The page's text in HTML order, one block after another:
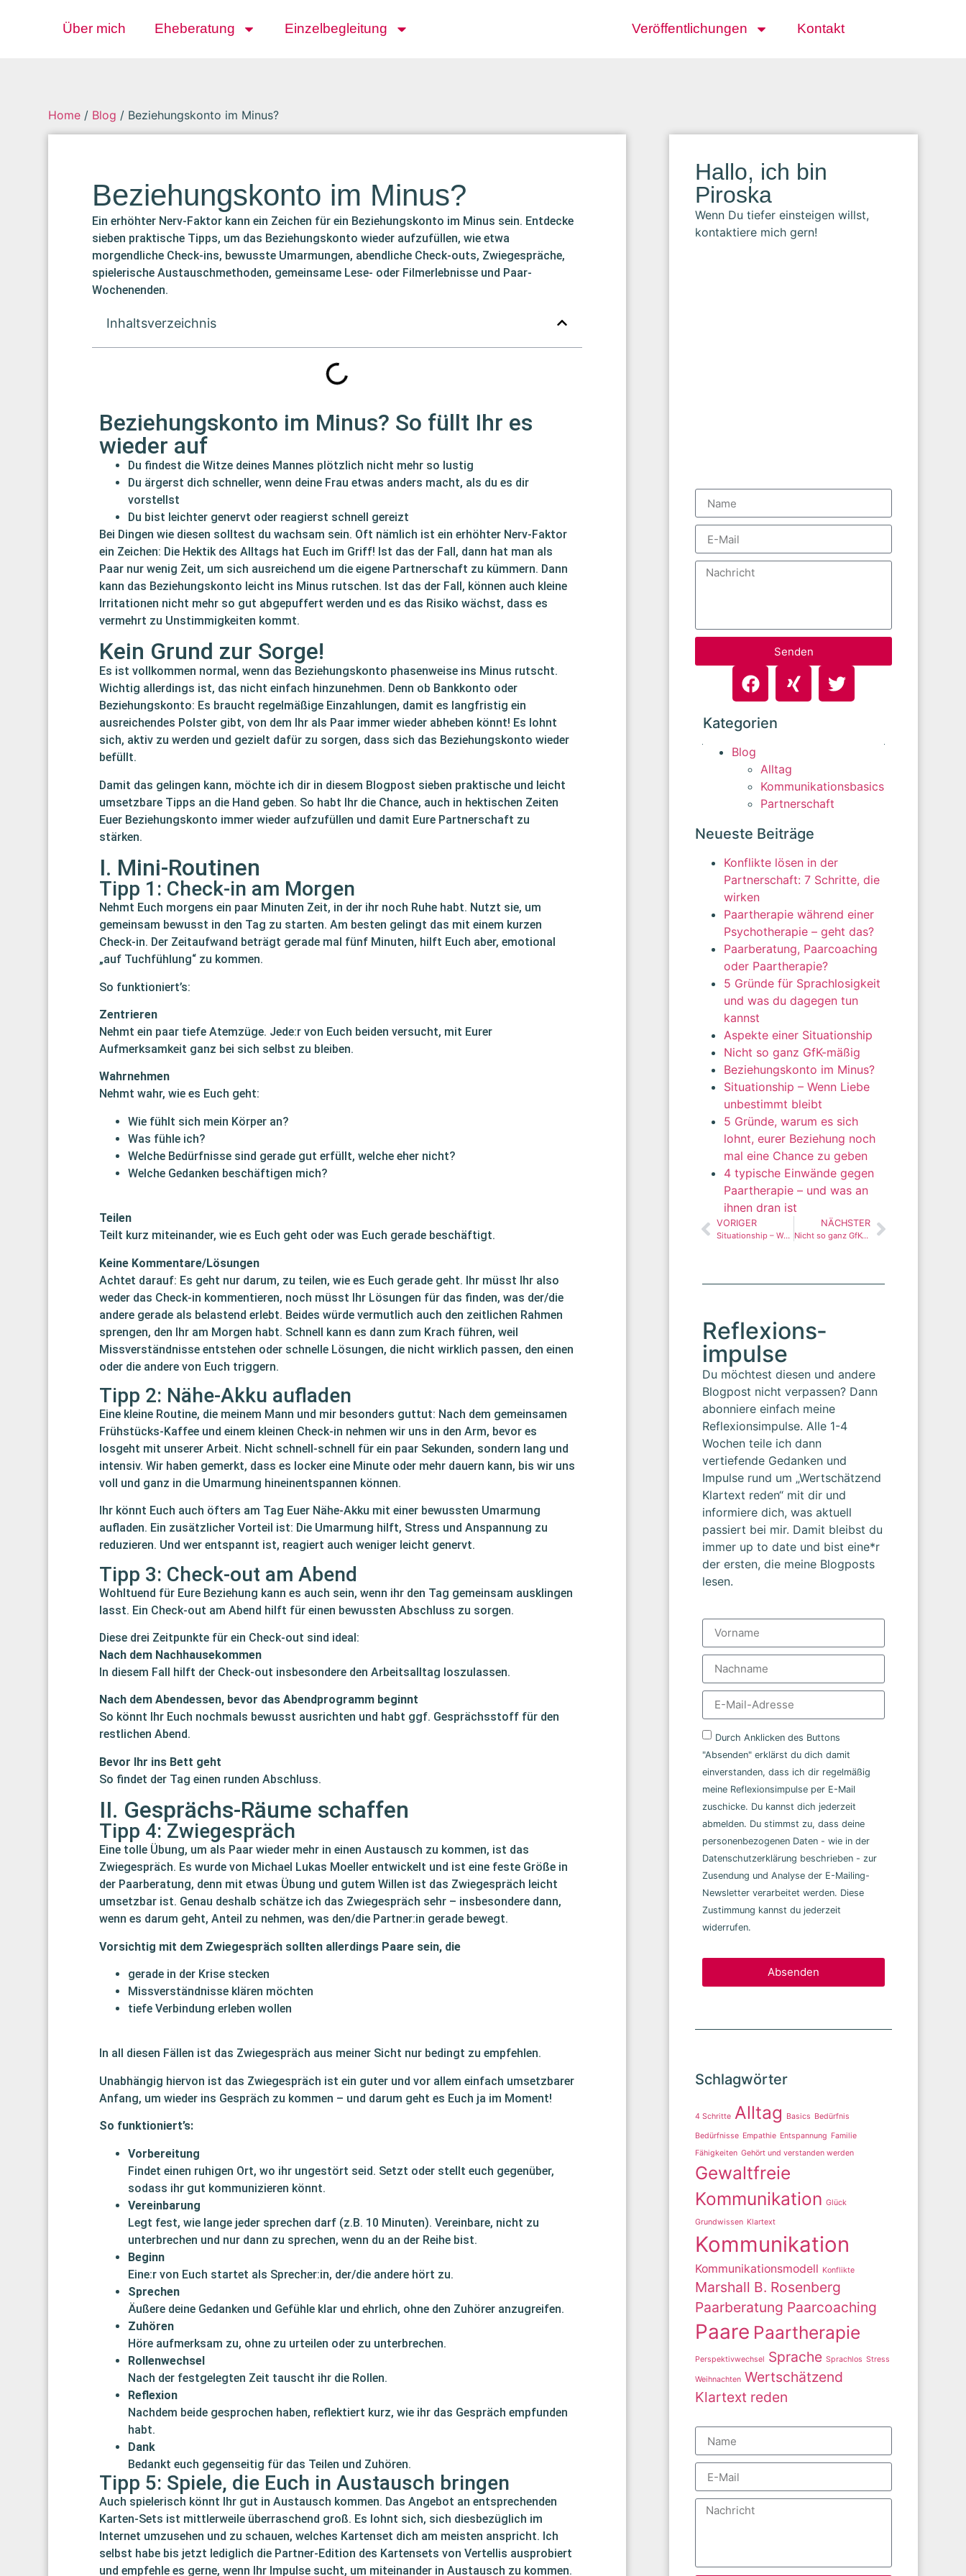
Über mich Eheberatung Einzelbegleitung Veröffentlichungen Kontakt
Home / Blog / Beziehungskonto im Minus?
Beziehungskonto im Minus?
Ein erhöhter Nerv-Faktor kann ein Zeichen für ein Beziehungskonto im Minus sein. Entdecke
sieben praktische Tipps, um das Beziehungskonto wieder aufzufüllen, wie etwa
morgendliche Check-ins, bewusste Umarmungen, abendliche Check-outs, Zwiegespräche,
spielerische Austauschmethoden, gemeinsame Lese- oder Filmerlebnisse und Paar-
Wochenenden.
Inhaltsverzeichnis
Beziehungskonto im Minus? So füllt Ihr es
wieder auf
Du findest die Witze deines Mannes plötzlich nicht mehr so lustig
Du ärgerst dich schneller, wenn deine Frau etwas anders macht, als du es dir
vorstellst
Du bist leichter genervt oder reagierst schnell gereizt
Bei Dingen wie diesen solltest du wachsam sein. Oft nämlich ist ein erhöhter Nerv-Faktor
ein Zeichen: Die Hektik des Alltags hat Euch im Griff! Ist das der Fall, dann hat man als
Paar nur wenig Zeit, um sich ausreichend um die eigene Partnerschaft zu kümmern. Dann
kann das Beziehungskonto leicht ins Minus rutschen. Ist das der Fall, können auch kleine
Irritationen nicht mehr so gut abgepuffert werden und es das Risiko wächst, dass es
vermehrt zu Unstimmigkeiten kommt.
Kein Grund zur Sorge!
Es ist vollkommen normal, wenn das Beziehungskonto phasenweise ins Minus rutscht.
Wichtig allerdings ist, das nicht einfach hinzunehmen. Denn ob Bankkonto oder
Beziehungskonto: Es braucht regelmäßige Einzahlungen, damit es langfristig ein
ausreichendes Polster gibt, von dem Ihr als Paar immer wieder abheben könnt! Es lohnt
sich, aktiv zu werden und gezielt dafür zu sorgen, dass sich das Beziehungskonto wieder
befüllt.
Damit das gelingen kann, möchte ich dir in diesem Blogpost sieben praktische und leicht
umsetzbare Tipps an die Hand geben. So habt Ihr die Chance, auch in hektischen Zeiten
Euer Beziehungskonto immer wieder aufzufüllen und damit Eure Partnerschaft zu
stärken.
I. Mini-Routinen
Tipp 1: Check-in am Morgen
Nehmt Euch morgens ein paar Minuten Zeit, in der ihr noch Ruhe habt. Nutzt sie, um
gemeinsam bewusst in den Tag zu starten. Am besten gelingt das mit einem kurzen
Check-in. Der Zeitaufwand beträgt gerade mal fünf Minuten, hilft Euch aber, emotional
„auf Tuchfühlung“ zu kommen.
So funktioniert’s:
Zentrieren
Nehmt ein paar tiefe Atemzüge. Jede:r von Euch beiden versucht, mit Eurer
Aufmerksamkeit ganz bei sich selbst zu bleiben.
Wahrnehmen
Nehmt wahr, wie es Euch geht:
Wie fühlt sich mein Körper an?
Was fühle ich?
Welche Bedürfnisse sind gerade gut erfüllt, welche eher nicht?
Welche Gedanken beschäftigen mich?
Teilen
Teilt kurz miteinander, wie es Euch geht oder was Euch gerade beschäftigt.
Keine Kommentare/Lösungen
Achtet darauf: Es geht nur darum, zu teilen, wie es Euch gerade geht. Ihr müsst Ihr also
weder das Check-in kommentieren, noch müsst Ihr Lösungen für das finden, was der/die
andere gerade als belastend erlebt. Beides würde vermutlich auch den zeitlichen Rahmen
sprengen, den Ihr am Morgen habt. Schnell kann es dann zum Krach führen, weil
Missverständnisse entstehen oder schnelle Lösungen, die nicht wirklich passen, den einen
oder die andere von Euch triggern.
Tipp 2: Nähe-Akku aufladen
Eine kleine Routine, die meinem Mann und mir besonders guttut: Nach dem gemeinsamen
Frühstücks-Kaffee und einem kleinen Check-in nehmen wir uns in den Arm, bevor es
losgeht mit unserer Arbeit. Nicht schnell-schnell für ein paar Sekunden, sondern lang und
intensiv. Wir haben gemerkt, dass es locker eine Minute oder mehr dauern kann, bis wir uns
voll und ganz in die Umarmung hineinentspannen können.
Ihr könnt Euch auch öfters am Tag Euer Nähe-Akku mit einer bewussten Umarmung
aufladen. Ein zusätzlicher Vorteil ist: Die Umarmung hilft, Stress und Anspannung zu
reduzieren. Und wer entspannt ist, reagiert auch weniger leicht genervt.
Tipp 3: Check-out am Abend
Wohltuend für Eure Beziehung kann es auch sein, wenn ihr den Tag gemeinsam ausklingen
lasst. Ein Check-out am Abend hilft für einen bewussten Abschluss zu sorgen.
Diese drei Zeitpunkte für ein Check-out sind ideal:
Nach dem Nachhausekommen
In diesem Fall hilft der Check-out insbesondere den Arbeitsalltag loszulassen.
Nach dem Abendessen, bevor das Abendprogramm beginnt
So könnt Ihr Euch nochmals bewusst ausrichten und habt ggf. Gesprächsstoff für den
restlichen Abend.
Bevor Ihr ins Bett geht
So findet der Tag einen runden Abschluss.
II. Gesprächs-Räume schaffen
Tipp 4: Zwiegespräch
Eine tolle Übung, um als Paar wieder mehr in einen Austausch zu kommen, ist das
Zwiegespräch. Es wurde von Michael Lukas Moeller entwickelt und ist eine feste Größe in
der Paarberatung, denn mit etwas Übung und gutem Willen ist das Zwiegespräch leicht
umsetzbar ist. Genau deshalb schätze ich das Zwiegespräch sehr – insbesondere dann,
wenn es darum geht, Anteil zu nehmen, was den/die Partner:in gerade bewegt.
Vorsichtig mit dem Zwiegespräch sollten allerdings Paare sein, die
gerade in der Krise stecken
Missverständnisse klären möchten
tiefe Verbindung erleben wollen
In all diesen Fällen ist das Zwiegespräch aus meiner Sicht nur bedingt zu empfehlen.
Unabhängig hiervon ist das Zwiegespräch ist ein guter und vor allem einfach umsetzbarer
Anfang, um wieder ins Gespräch zu kommen – und darum geht es Euch ja im Moment!
So funktioniert’s:
Vorbereitung
Findet einen ruhigen Ort, wo ihr ungestört seid. Setzt oder stellt euch gegenüber,
sodass ihr gut kommunizieren könnt.
Vereinbarung
Legt fest, wie lange jeder sprechen darf (z.B. 10 Minuten). Vereinbare, nicht zu
unterbrechen und nur dann zu sprechen, wenn du an der Reihe bist.
Beginn
Eine:r von Euch startet als Sprecher:in, der/die andere hört zu.
Sprechen
Äußere deine Gedanken und Gefühle klar und ehrlich, ohne den Zuhörer anzugreifen.
Zuhören
Höre aufmerksam zu, ohne zu urteilen oder zu unterbrechen.
Rollenwechsel
Nach der festgelegten Zeit tauscht ihr die Rollen.
Reflexion
Nachdem beide gesprochen haben, reflektiert kurz, wie ihr das Gespräch empfunden
habt.
Dank
Bedankt euch gegenseitig für das Teilen und Zuhören.
Tipp 5: Spiele, die Euch in Austausch bringen
Auch spielerisch könnt Ihr gut in Austausch kommen. Das Angebot an entsprechenden
Karten-Sets ist mittlerweile überraschend groß. Es lohnt sich, sich diesbezüglich im
Internet umzusehen und zu schauen, welches Kartenset dich am meisten anspricht. Ich
selbst habe bis jetzt lediglich die Partner-Edition des Kartensets von Vertellis ausprobiert
und empfehle es gerne, wenn Ihr Impulse sucht, um miteinander in Austausch zu kommen.
Hallo, ich bin
Piroska
Wenn Du tiefer einsteigen willst,
kontaktiere mich gern!
Senden
Kategorien
Blog
Alltag
Kommunikationsbasics
Partnerschaft
Neueste Beiträge
Konflikte lösen in der
Partnerschaft: 7 Schritte, die
wirken
Paartherapie während einer
Psychotherapie – geht das?
Paarberatung, Paarcoaching
oder Paartherapie?
5 Gründe für Sprachlosigkeit
und was du dagegen tun
kannst
Aspekte einer Situationship
Nicht so ganz GfK-mäßig
Beziehungskonto im Minus?
Situationship – Wenn Liebe
unbestimmt bleibt
5 Gründe, warum es sich
lohnt, eurer Beziehung noch
mal eine Chance zu geben
4 typische Einwände gegen
Paartherapie – und was an
ihnen dran ist
VORIGER
Situationship – Wenn Liebe unbestimmt bleibt
NÄCHSTER
Nicht so ganz GfK-mäßig
Reflexions­
impulse
Du möchtest diesen und andere
Blogpost nicht verpassen? Dann
abonniere einfach meine
Reflexionsimpulse. Alle 1-4
Wochen teile ich dann
vertiefende Gedanken und
Impulse rund um „Wertschätzend
Klartext reden“ mit dir und
informiere dich, was aktuell
passiert bei mir. Damit bleibst du
immer up to date und bist eine*r
der ersten, die meine Blogposts
lesen.
Durch Anklicken des Buttons
"Absenden" erklärst du dich damit
einverstanden, dass ich dir regelmäßig
meine Reflexionsimpulse per E-Mail
zuschicke. Du kannst dich jederzeit
abmelden. Du stimmst zu, dass deine
personenbezogenen Daten - wie in der
Datenschutzerklärung beschrieben - zur
Zusendung und Analyse der E-Mailing-
Newsletter verarbeitet werden. Diese
Zustimmung kannst du jederzeit
widerrufen.
Absenden
Schlagwörter
4 Schritte Alltag Basics Bedürfnis
Bedürfnisse Empathie Entspannung Familie
Fähigkeiten Gehört und verstanden werden
Gewaltfreie
Kommunikation Glück
Grundwissen Klartext
Kommunikation
Kommunikationsmodell Konflikte
Marshall B. Rosenberg
Paarberatung Paarcoaching
Paare Paartherapie
Perspektivwechsel Sprache Sprachlos Stress
Weihnachten Wertschätzend
Klartext reden